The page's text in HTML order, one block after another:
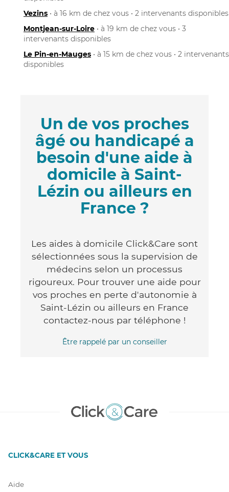
Vezins • à 16 km de chez vous • 2 intervenants disponibles
Montjean-sur-Loire • à 19 km de chez vous • 3
intervenants disponibles
Le Pin-en-Mauges • à 15 km de chez vous • 2 intervenants
disponibles
Un de vos proches
âgé ou handicapé a
besoin d'une aide à
domicile à Saint-
Lézin ou ailleurs en
France ?
Les aides à domicile Click&Care sont
sélectionnées sous la supervision de
médecins selon un processus
rigoureux. Pour trouver une aide pour
vos proches en perte d'autonomie à
Saint-Lézin ou ailleurs en France
contactez-nous par téléphone !
Être rappelé par un conseiller
CLICK&CARE ET VOUS
Aide